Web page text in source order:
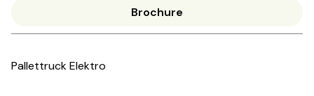
Brochure
Pallettruck Elektro